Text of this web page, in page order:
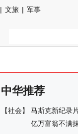
| 文旅 | 军事
中华推荐
【社会】
马斯克新纪录
亿万富翁不满